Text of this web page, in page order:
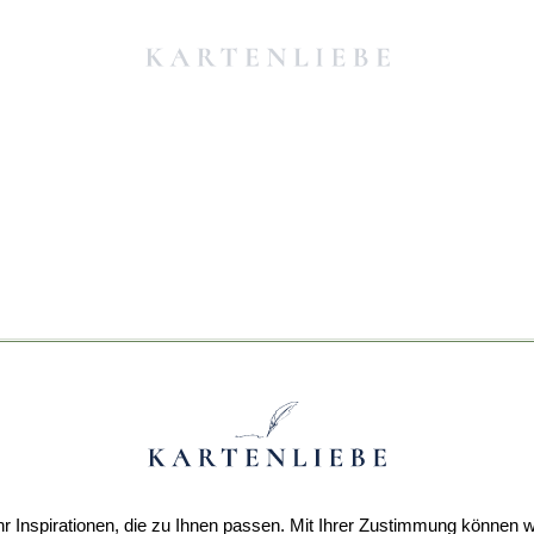
Inspirationen, die zu Ihnen passen. Mit Ihrer Zustimmung können